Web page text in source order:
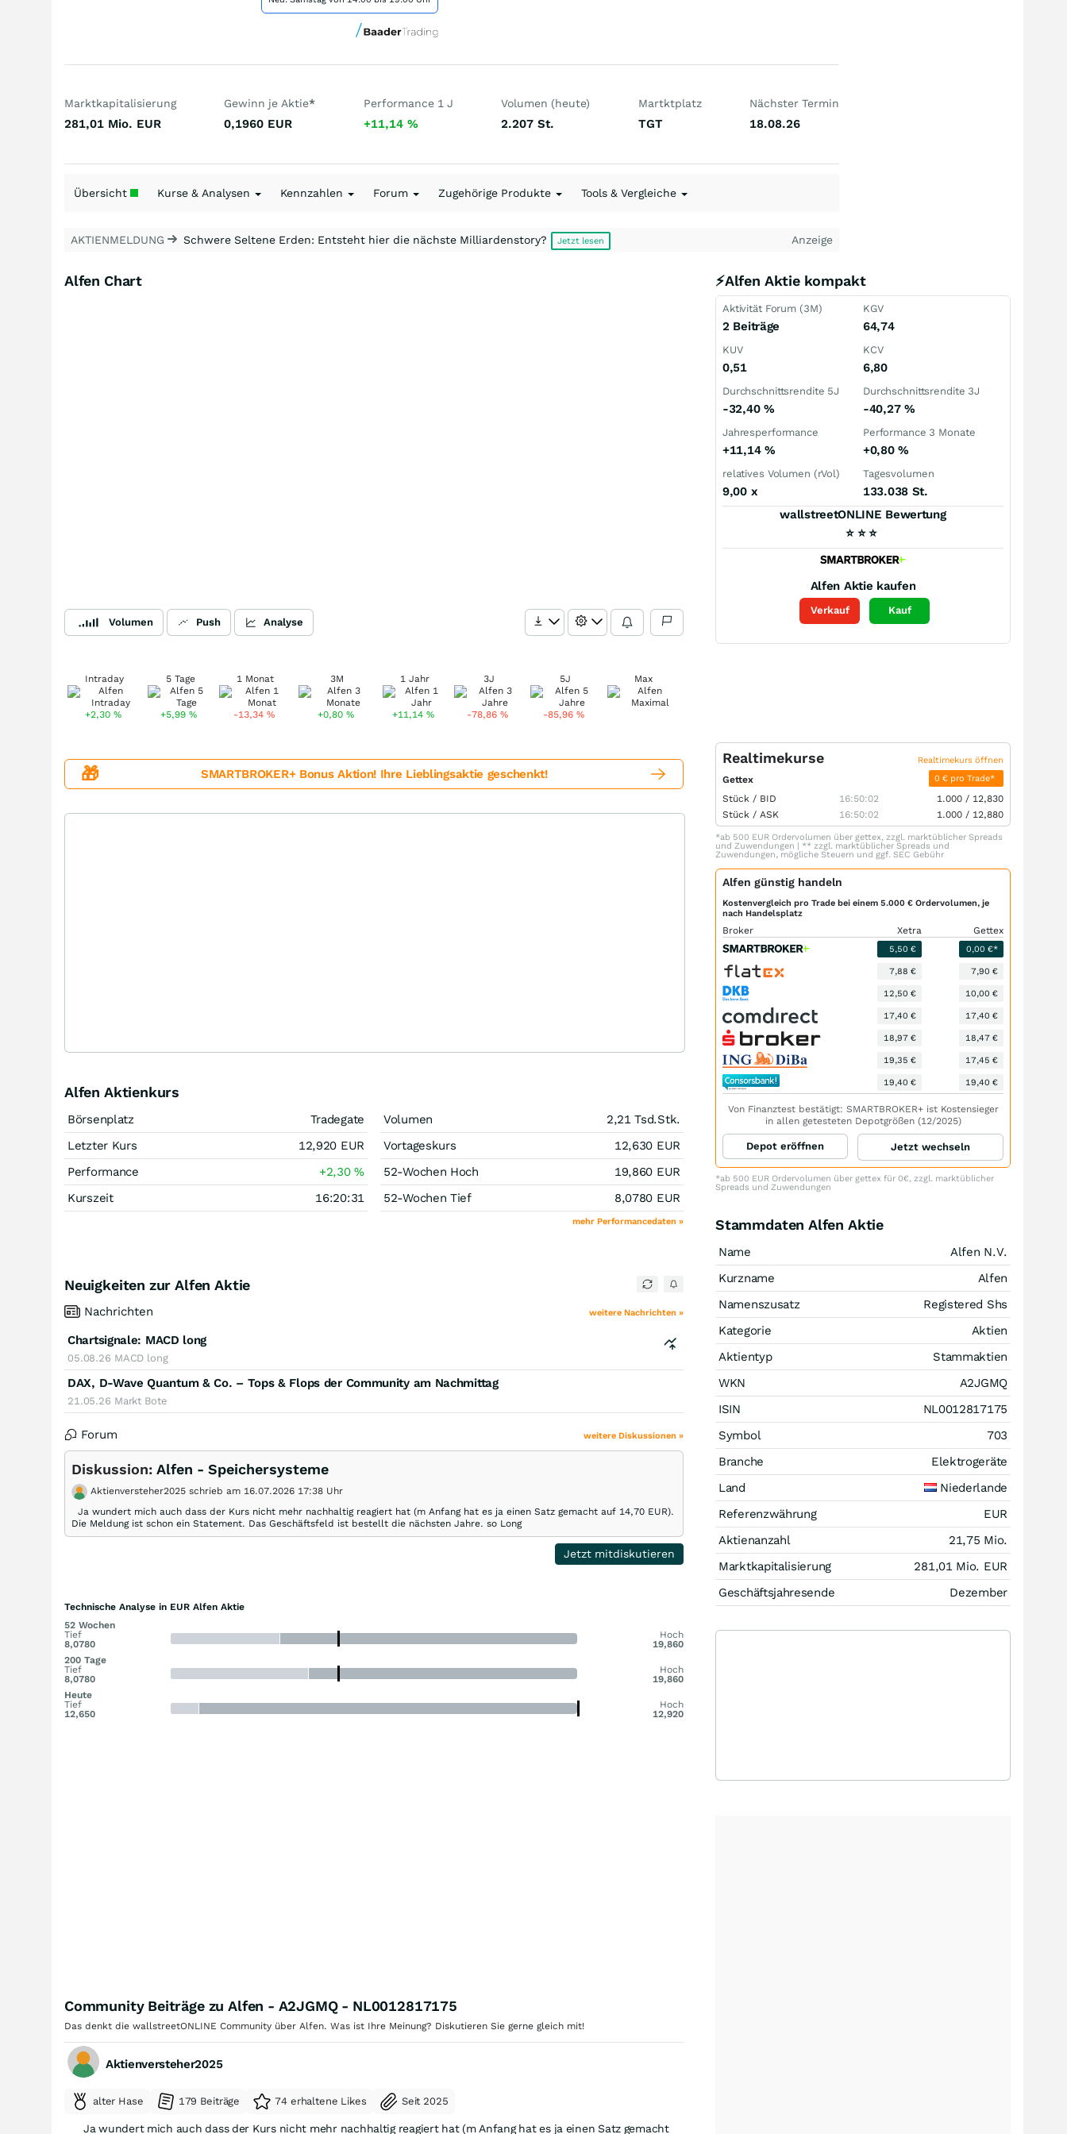
Marktkapitalisierung
281,01 Mio. EUR
Gewinn je Aktie*
0,1960 EUR
Performance 1 J
+11,14 %
Volumen (heute)
2.207 St.
Martktplatz
TGT
Nächster Termin
18.08.26
Übersicht Kurse & Analysen Kennzahlen Forum Zugehörige Produkte Tools & Vergleiche
AKTIENMELDUNG Schwere Seltene Erden: Entsteht hier die nächste Milliardenstory? Jetzt lesen Anzeige
Alfen Chart
Volumen Push Analyse
Intraday
+2,30 %
5 Tage
+5,99%
1 Monat
-13,34 %
3M
+0,80 %
1 Jahr
+11,14%
3J
-78,86 %
5J
-85,96%
Max
⚡Alfen Aktie kompakt
Aktivität Forum (3M)
2 Beiträge
KGV
64,74
KUV
0,51
KCV
6,80
Durchschnittsrendite 5J
-32,40 %
Durchschnittsrendite 3J
-40,27 %
Jahresperformance
+11,14 %
Performance 3 Monate
+0,80%
relatives Volumen (rVol)
9,00 x
Tagesvolumen
133.038 St.
wallstreetONLINE Bewertung
⭐ ⭐ ⭐
Alfen Aktie kaufen
Verkauf Kauf
🎁 SMARTBROKER+ Bonus Aktion! Ihre Lieblingsaktie geschenkt!
Alfen Aktienkurs
Börsenplatz
Tradegate
Letzter Kurs
12,920 EUR
Performance
+2,30%
Kurszeit
16:20:31
Volumen 2,21 Tsd.Stk.
Vortageskurs
12,630 EUR
52-Wochen Hoch
19,860 EUR
52-Wochen Tief
8,0780 EUR
mehr Performancedaten »
Neuigkeiten zur Alfen Aktie
Nachrichten weitere Nachrichten »
Chartsignale: MACD long
05.08.26 MACD long
DAX, D-Wave Quantum & Co. – Tops & Flops der Community am Nachmittag
21.05.26 Markt Bote
Forum weitere Diskussionen »
Diskussion: Alfen - Speichersysteme
Aktienversteher2025 schrieb am 16.07.2026 17:38 Uhr
Ja wundert mich auch dass der Kurs nicht mehr nachhaltig reagiert hat (m Anfang hat es ja einen Satz gemacht auf 14,70 EUR).
Die Meldung ist schon ein Statement. Das Geschäftsfeld ist bestellt die nächsten Jahre. so Long
Jetzt mitdiskutieren
Technische Analyse in EUR Alfen Aktie
52 Wochen
Tief
8,0780
Hoch
19,860
200 Tage
Tief
8,0780
Hoch
19,860
Heute
Tief
12,650
Hoch
12,920
Community Beiträge zu Alfen - A2JGMQ - NL0012817175
Das denkt die wallstreetONLINE Community über Alfen. Was ist Ihre Meinung? Diskutieren Sie gerne gleich mit!
Aktienversteher2025
alter Hase 179 Beiträge 74 erhaltene Likes Seit 2025
Ja wundert mich auch dass der Kurs nicht mehr nachhaltig reagiert hat (m Anfang hat es ja einen Satz gemacht
Realtimekurse Realtimekurs öffnen
Gettex 0 € pro Trade*
Stück / BID 16:50:02 1.000 / 12,830
Stück / ASK 16:50:02 1.000 / 12,880
*ab 500 EUR Ordervolumen über gettex, zzgl. marktüblicher Spreads
und Zuwendungen | ** zzgl. marktüblicher Spreads und
Zuwendungen, mögliche Steuern und ggf. SEC Gebühr
Alfen günstig handeln
Kostenvergleich pro Trade bei einem 5.000 € Ordervolumen, je
nach Handelsplatz
Broker Xetra Gettex
5,50 € 0,00 €*
7,88 € 7,90 €
12,50 € 10,00 €
17,40 € 17,40 €
18,97 € 18,47 €
19,35 € 17,45 €
19,40 € 19,40 €
Von Finanztest bestätigt: SMARTBROKER+ ist Kostensieger
in allen getesteten Depotgrößen (12/2025)
Depot eröffnen Jetzt wechseln
*ab 500 EUR Ordervolumen über gettex für 0€, zzgl. marktüblicher
Spreads und Zuwendungen
Stammdaten Alfen Aktie
Name
Alfen N.V.
Kurzname
Alfen
Namenszusatz
Registered Shs
Kategorie
Aktien
Aktientyp
Stammaktien
WKN
A2JGMQ
ISIN
NL0012817175
Symbol
703
Branche
Elektrogeräte
Land
Niederlande
Referenzwährung
EUR
Aktienanzahl
21,75 Mio.
Marktkapitalisierung
281,01 Mio. EUR
Geschäftsjahresende
Dezember